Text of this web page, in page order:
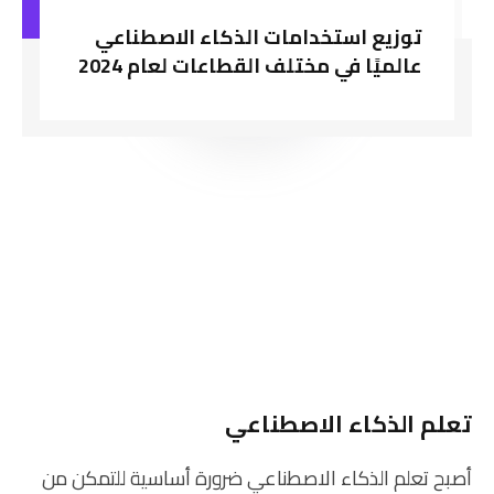
توزيع استخدامات الذكاء الاصطناعي
عالميًا في مختلف القطاعات لعام 2024
تعلم الذكاء الاصطناعي
أصبح تعلم الذكاء الاصطناعي ضرورة أساسية للتمكن من